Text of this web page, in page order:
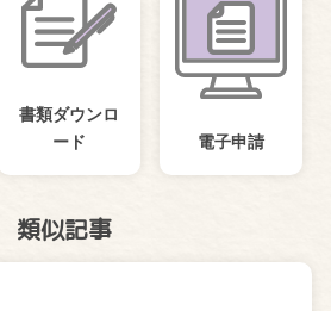
書類ダウンロ
ード
電子申請
類似記事